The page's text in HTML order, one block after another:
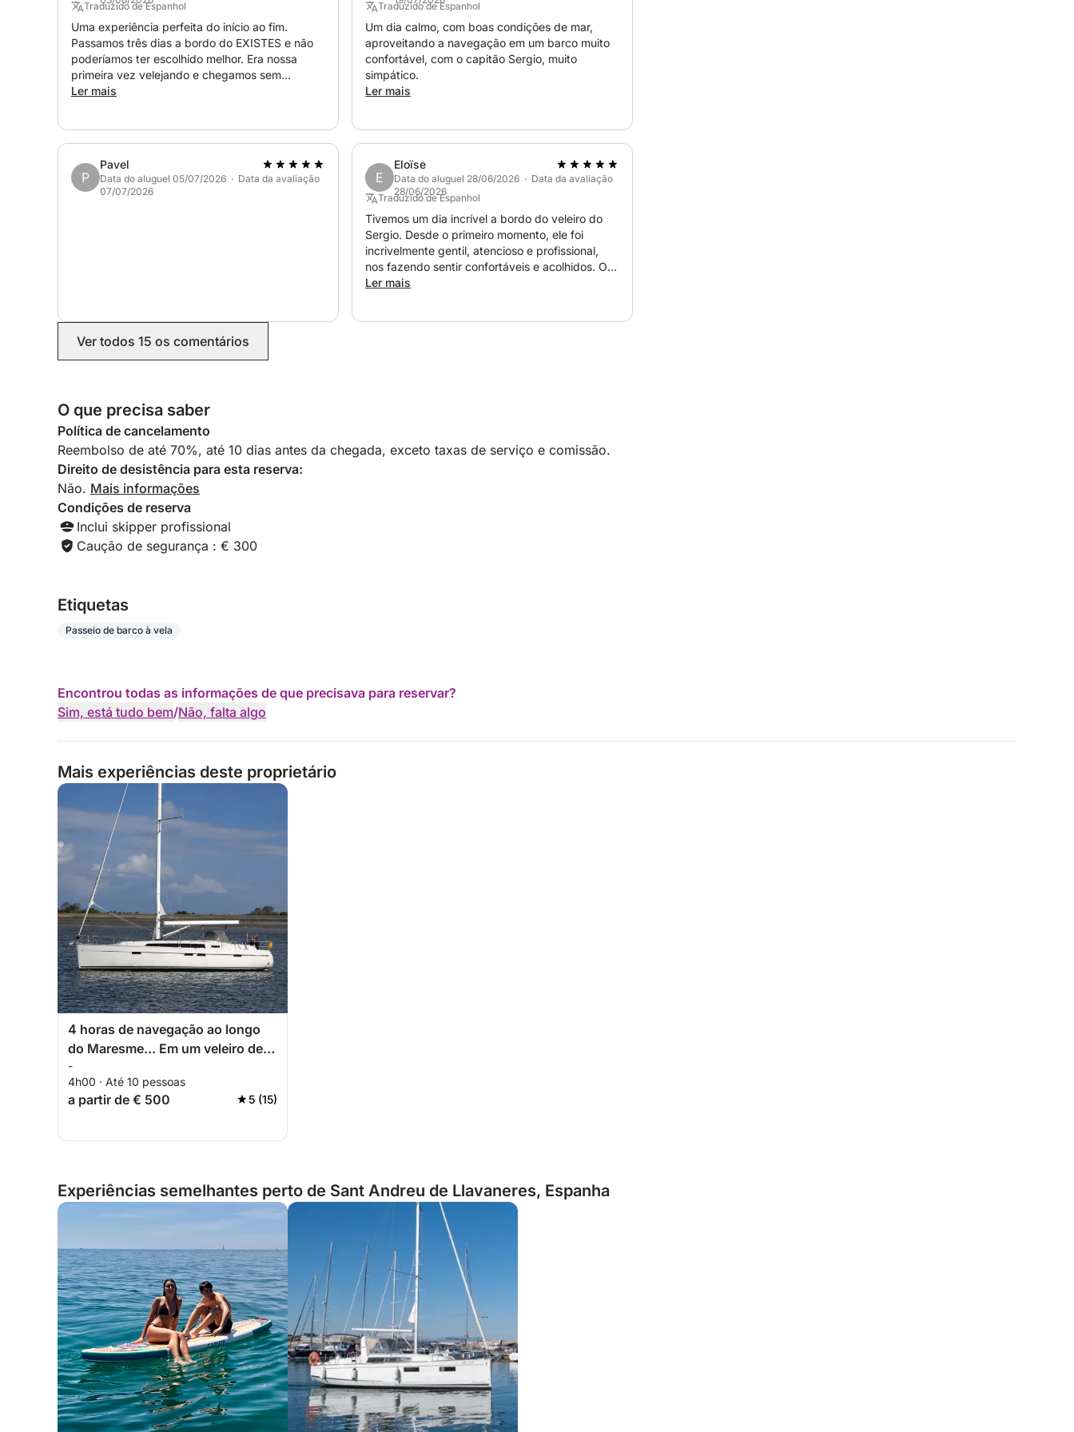
Traduzido de Espanhol
Uma experiência perfeita do início ao fim.
Passamos três dias a bordo do EXISTES e não
poderíamos ter escolhido melhor. Era nossa
primeira vez velejando e chegamos sem
nenhuma experiência, mas o Sergio tornou tudo
planejamento da rota foi excelente e o barco
estava perfeitamente equipado com tudo o que
Ler mais
Traduzido de Espanhol
Um dia calmo, com boas condições de mar,
aproveitando a navegação em um barco muito
confortável, com o capitão Sergio, muito
simpático.
Ler mais
P
Pavel
Data do aluguel 05/07/2026 · Data da avaliação
07/07/2026
E
Eloïse
Data do aluguel 28/06/2026 · Data da avaliação
28/06/2026
Traduzido de Espanhol
Tivemos um dia incrível a bordo do veleiro do
Sergio. Desde o primeiro momento, ele foi
incrivelmente gentil, atencioso e profissional,
nos fazendo sentir confortáveis e acolhidos. O
barco estava em perfeitas condições, muito
Ler mais
Ver todos 15 os comentários
O que precisa saber
Política de cancelamento
Reembolso de até 70%, até 10 dias antes da chegada, exceto taxas de serviço e comissão.
Direito de desistência para esta reserva:
Não. Mais informações
Condições de reserva
Inclui skipper profissional
Caução de segurança : € 300
Etiquetas
Passeio de barco à vela
Encontrou todas as informações de que precisava para reservar?
Sim, está tudo bem/Não, falta algo
Mais experiências deste proprietário
4 horas de navegação ao longo
do Maresme... Em um veleiro de
15 metros.
-
4h00 · Até 10 pessoas
a partir de € 500 5 (15)
Experiências semelhantes perto de Sant Andreu de Llavaneres, Espanha